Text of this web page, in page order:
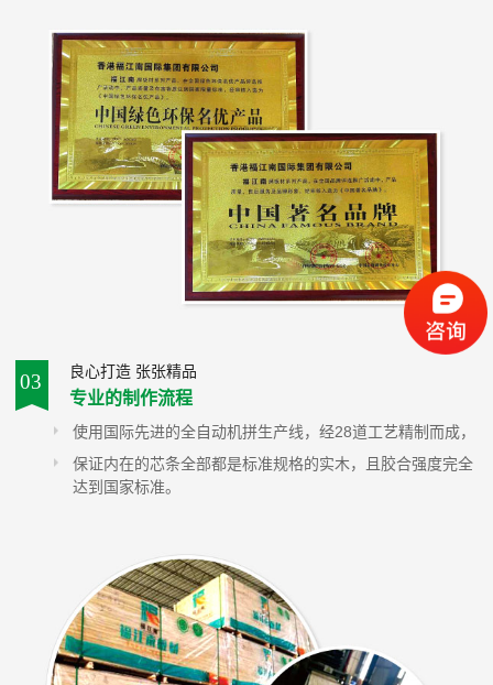
03 良心打造 张张精品
专业的制作流程
使用国际先进的全自动机拼生产线，经28道工艺精制而成，
保证内在的芯条全部都是标准规格的实木，且胶合强度完全
达到国家标准。